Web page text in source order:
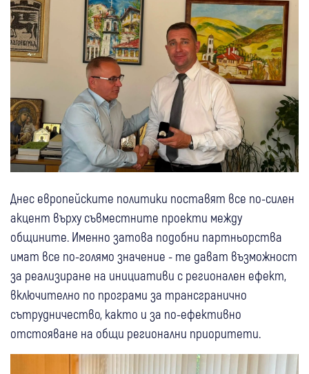
Днес европейските политики поставят все по-силен
акцент върху съвместните проекти между
общините. Именно затова подобни партньорства
имат все по-голямо значение - те дават възможност
за реализиране на инициативи с регионален ефект,
включително по програми за трансгранично
сътрудничество, както и за по-ефективно
отстояване на общи регионални приоритети.